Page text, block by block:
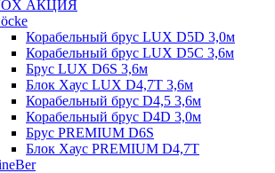
АКЦИЯ
Корабельный брус LUX D5D 3,0м
Корабельный брус LUX D5C 3,6м
Брус LUX D6S 3,6м
Блок Хаус LUX D4,7T 3,6м
Корабельный брус D4,5 3,6м
Корабельный брус D4D 3,0м
Брус PREMIUM D6S
Блок Хаус PREMIUM D4,7T